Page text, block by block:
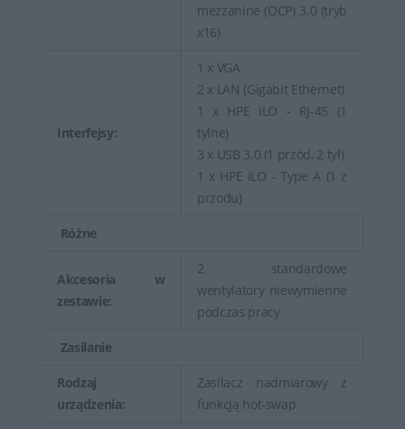
mezzanine (OCP) 3.0 (tryb
x16)
Interfejsy:
1 x VGA
2 x LAN (Gigabit Ethernet)
1 x HPE iLO - RJ-45 (1
tylne)
3 x USB 3.0 (1 przód, 2 tył)
1 x HPE iLO - Type A (1 z
przodu)
Różne
Akcesoria w
zestawie:
2 standardowe
wentylatory niewymienne
podczas pracy
Zasilanie
Rodzaj
urządzenia:
Zasilacz nadmiarowy z
funkcją hot-swap